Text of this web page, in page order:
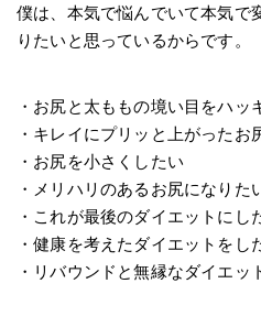
僕は、本気で悩んでいて本気で
りたいと思っているからです。
・お尻と太ももの境い目をハッ
・キレイにプリッと上がったお
・お尻を小さくしたい
・メリハリのあるお尻になりた
・これが最後のダイエットにし
・健康を考えたダイエットをし
・リバウンドと無縁なダイエッ